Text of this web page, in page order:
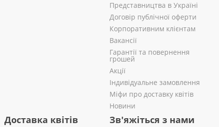
Представництва в Україні
Договір публічної оферти
Корпоративним клієнтам
Вакансії
Гарантії та повернення
грошей
Акції
Індивідуальне замовлення
Міфи про доставку квітів
Новини
Доставка квітів Зв'яжіться з нами